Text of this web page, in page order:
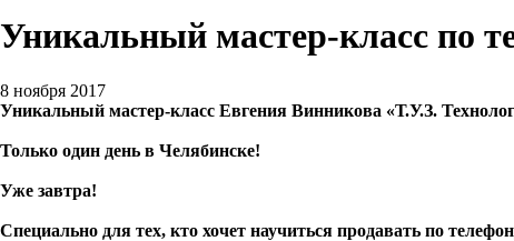
Уникальный мастер-класс по
8 ноября 2017
Уникальный мастер-класс Евгения Винникова «Т.У.З.
Только один день в Челябинске!
Уже завтра!
Специально для тех, кто хочет научиться продавать по